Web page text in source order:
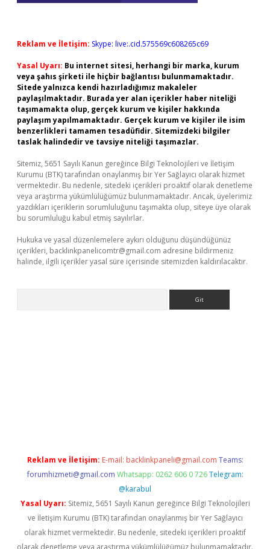
Reklam ve İletişim: Skype: live:.cid.575569c608265c69
Yasal Uyarı: Bu internet sitesi, herhangi bir marka, kurum
veya şahıs şirketi ile hiçbir bağlantısı bulunmamaktadır.
Sitede yalnızca kendi hazırladığımız makaleler
paylaşılmaktadır. Burada yer alan içerikler haber niteliği
taşımamakta olup, gerçek kurum ve kişiler hakkında
paylaşım yapılmamaktadır. Gerçek kurum ve kişiler ile isim
benzerlikleri tamamen tesadüfidir. Sitemizdeki bilgiler
taslak halindedir ve tavsiye niteliği taşımazlar.
Sitemiz, 5651 Sayılı Kanun gereğince Bilgi Teknolojileri ve İletişim
Kurumu (BTK) tarafından onaylanmış bir Yer Sağlayıcı olarak hizmet
vermektedir. Bu nedenle, sitedeki içerikleri proaktif olarak denetleme
veya araştırma yükümlülüğümüz bulunmamaktadır. Ancak, üyelerimiz
yazdıkları içeriklerin sorumluluğunu taşımakta olup, siteye üye olarak
bu sorumluluğu kabul etmiş sayılırlar.
Hukuka ve yasal düzenlemelere aykırı olduğunu düşündüğünüz
içerikleri, backlinkpanelicomtr@gmail.com adresine bildirmeniz
halinde, ilgili içerikler yasal süre içerisinde sitemizden kaldırılacaktır.
Reklam ve İletişim: E-mail: backlinkpaneli@gmail.com Teams:
forumhizmeti@gmail.com Whatsapp: 0262 606 0 726 Telegram:
@karabul
Yasal Uyarı: Sitemiz, 5651 Sayılı Kanun gereğince Bilgi Teknolojileri
ve İletişim Kurumu (BTK) tarafından onaylanmış bir Yer Sağlayıcı
olarak hizmet vermektedir. Bu nedenle, sitedeki içerikleri proaktif
olarak denetleme veya araştırma yükümlülüğümüz bulunmamaktadır.